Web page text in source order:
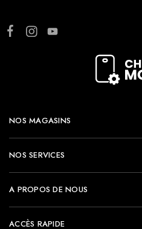
NOS MAGASINS
NOS SERVICES
A PROPOS DE NOUS
ACCÈS RAPIDE